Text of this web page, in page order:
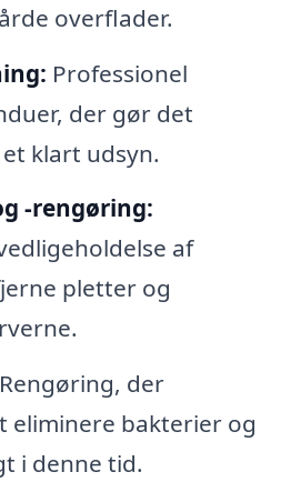
overflader.
Professionel
der gør det
klart udsyn.
-rengøring:
af
pletter og
Rengøring, der
eliminere bakterier og
i denne tid.